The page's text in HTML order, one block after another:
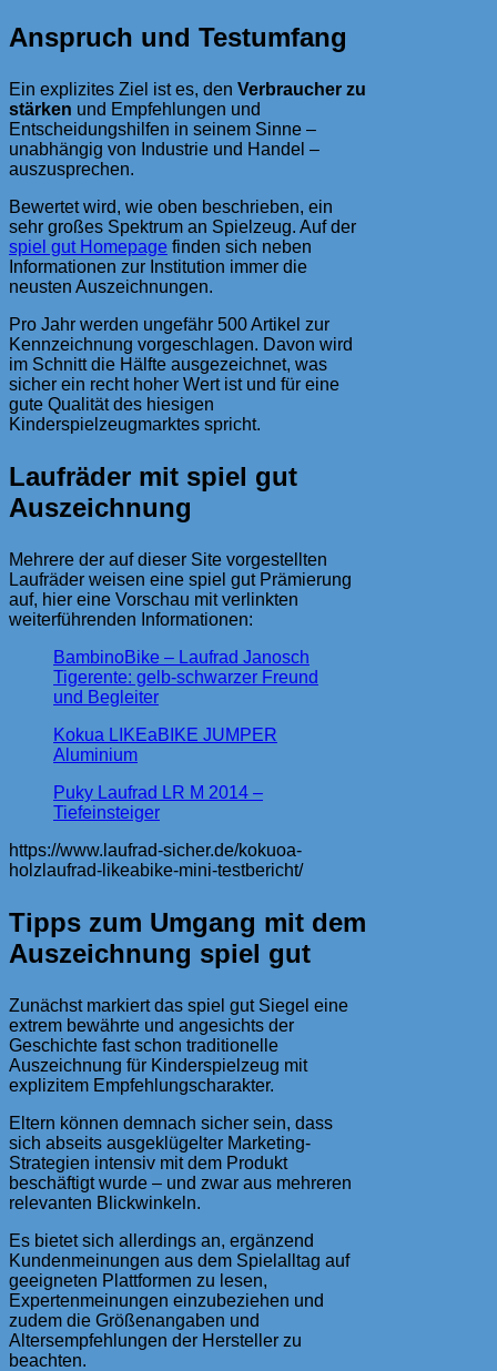
Anspruch und Testumfang
Ein explizites Ziel ist es, den Verbraucher zu
stärken und Empfehlungen und
Entscheidungshilfen in seinem Sinne –
unabhängig von Industrie und Handel –
auszusprechen.
Bewertet wird, wie oben beschrieben, ein
sehr großes Spektrum an Spielzeug. Auf der
spiel gut Homepage finden sich neben
Informationen zur Institution immer die
neusten Auszeichnungen.
Pro Jahr werden ungefähr 500 Artikel zur
Kennzeichnung vorgeschlagen. Davon wird
im Schnitt die Hälfte ausgezeichnet, was
sicher ein recht hoher Wert ist und für eine
gute Qualität des hiesigen
Kinderspielzeugmarktes spricht.
Laufräder mit spiel gut
Auszeichnung
Mehrere der auf dieser Site vorgestellten
Laufräder weisen eine spiel gut Prämierung
auf, hier eine Vorschau mit verlinkten
weiterführenden Informationen:
BambinoBike – Laufrad Janosch
Tigerente: gelb-schwarzer Freund
und Begleiter
Kokua LIKEaBIKE JUMPER
Aluminium
Puky Laufrad LR M 2014 –
Tiefeinsteiger
https://www.laufrad-sicher.de/kokuoa-
holzlaufrad-likeabike-mini-testbericht/
Tipps zum Umgang mit dem
Auszeichnung spiel gut
Zunächst markiert das spiel gut Siegel eine
extrem bewährte und angesichts der
Geschichte fast schon traditionelle
Auszeichnung für Kinderspielzeug mit
explizitem Empfehlungscharakter.
Eltern können demnach sicher sein, dass
sich abseits ausgeklügelter Marketing-
Strategien intensiv mit dem Produkt
beschäftigt wurde – und zwar aus mehreren
relevanten Blickwinkeln.
Es bietet sich allerdings an, ergänzend
Kundenmeinungen aus dem Spielalltag auf
geeigneten Plattformen zu lesen,
Expertenmeinungen einzubeziehen und
zudem die Größenangaben und
Altersempfehlungen der Hersteller zu
beachten.